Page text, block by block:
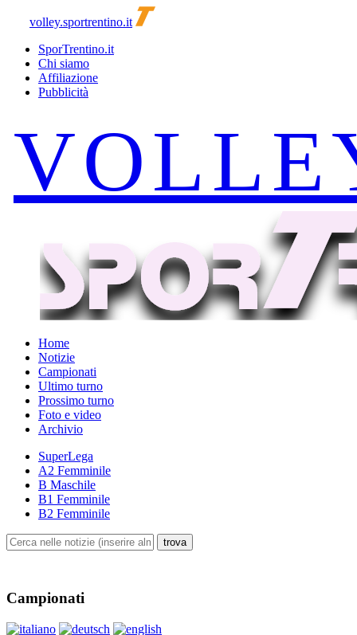
volley.sportrentino.it
SporTrentino.it
Chi siamo
Affiliazione
Pubblicità
Home
Notizie
Campionati
Ultimo turno
Prossimo turno
Foto e video
Archivio
SuperLega
A2 Femminile
B Maschile
B1 Femminile
B2 Femminile
Campionati